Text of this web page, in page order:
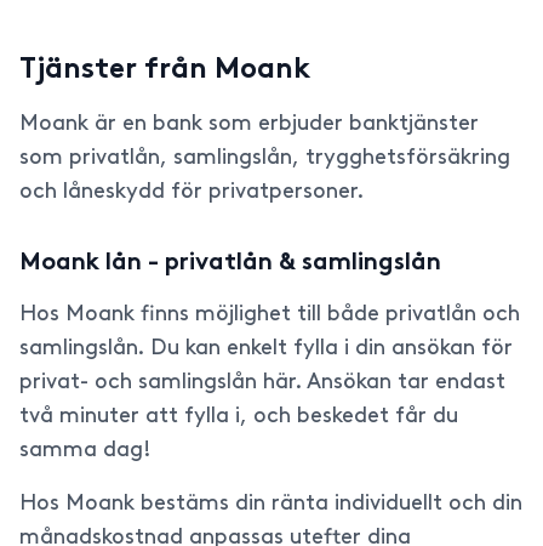
Tjänster från Moank
Moank är en bank som erbjuder banktjänster
som privatlån, samlingslån, trygghetsförsäkring
och låneskydd för privatpersoner.
Moank lån - privatlån & samlingslån
Hos Moank finns möjlighet till både privatlån och
samlingslån. Du kan enkelt fylla i din ansökan för
privat- och samlingslån här. Ansökan tar endast
två minuter att fylla i, och beskedet får du
samma dag!
Hos Moank bestäms din ränta individuellt och din
månadskostnad anpassas utefter dina